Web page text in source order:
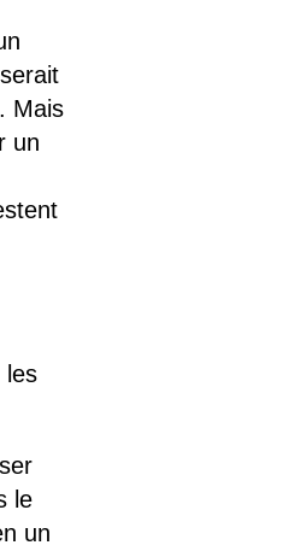
Mais
un
les
le
un